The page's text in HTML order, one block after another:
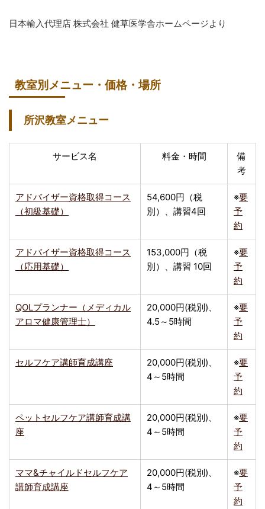
日本輸入代理店 株式会社 健草医学舎ホームページより
教室別メニュー・価格・場所
所沢教室メニュー
サービス名 料金・時間
備
考
アドバイザー資格取得コース
（初級基礎）
54,600円（税
別）、講習4回
※要
予
約
アドバイザー資格取得コース
（応用基礎）
153,000円（税
別）、講習 10回
※要
予
約
QOLプランナー（メディカル
アロマ健康管理士）
20,000円(税別)、
4.5～5時間
※要
予
約
セルフケア講師育成講座
20,000円(税別)、
4～5時間
※要
予
約
ペットセルフケア講師育成講
座
20,000円(税別)、
4～5時間
※要
予
約
ママ&チャイルドセルフケア
講師育成講座
20,000円(税別)、
4～5時間
※要
予
約